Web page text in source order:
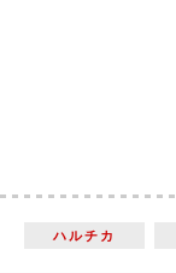
ハルチカ